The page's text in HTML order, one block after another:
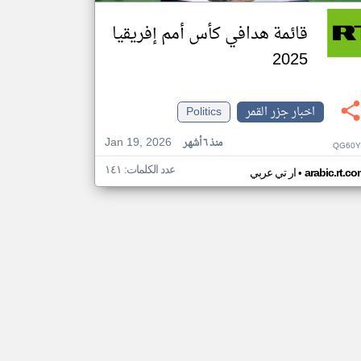
قائمة هدافي كأس أمم إفريقيا
2025
اخبار جزر القمر
Politics
Jan 19, 2026
منذ ٦ أشهر
ار تي عربي• عدد الكلمات: ١٤١